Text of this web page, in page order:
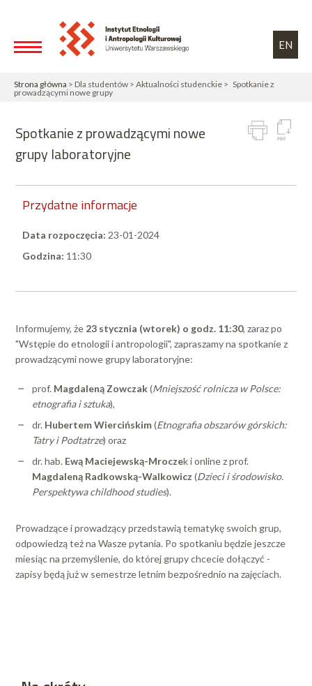
EN
Strona główna > Dla studentów > Aktualności studenckie > Spotkanie z
prowadzącymi nowe grupy
Spotkanie z prowadzącymi nowe
grupy laboratoryjne
Przydatne informacje
Data rozpoczęcia: 23-01-2024
Godzina: 11:30
Informujemy, że 23 stycznia (wtorek) o godz. 11:30, zaraz po
"Wstępie do etnologii i antropologii", zapraszamy na spotkanie z
prowadzącymi nowe grupy laboratoryjne:
prof. Magdaleną Zowczak(Mniejszość rolnicza w Polsce:
etnografia i sztuka),
dr. Hubertem Wiercińskim(Etnografia obszarów górskich:
Tatry i Podtatrze) oraz
dr. hab. Ewą Maciejewską-Mroczek i online z prof.
Magdaleną Radkowską-Walkowicz (Dzieci i środowisko.
Perspektywa childhood studies).
Prowadzące i prowadzący przedstawią tematykę swoich grup,
odpowiedzą też na Wasze pytania. Po spotkaniu będzie jeszcze
miesiąc na przemyślenie, do której grupy chcecie dołączyć -
zapisy będą już w semestrze letnim bezpośrednio na zajęciach.